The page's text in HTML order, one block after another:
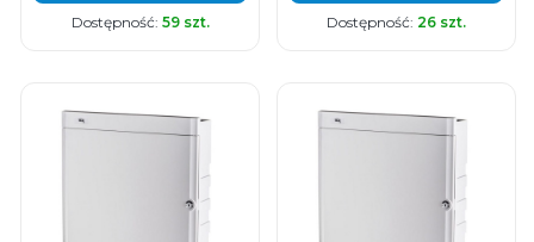
Dostępność: 59 szt. Dostępność: 26 szt.